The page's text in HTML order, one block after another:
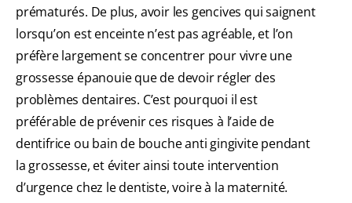
prématurés. De plus, avoir les gencives qui saignent
lorsqu’on est enceinte n’est pas agréable, et l’on
préfère largement se concentrer pour vivre une
grossesse épanouie que de devoir régler des
problèmes dentaires. C’est pourquoi il est
préférable de prévenir ces risques à l’aide de
dentifrice ou bain de bouche anti gingivite pendant
la grossesse, et éviter ainsi toute intervention
d’urgence chez le dentiste, voire à la maternité.